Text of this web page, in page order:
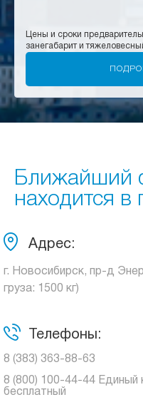
Цены и сроки
занегабарит и
Ближайший
находится в
Адрес:
г. Новосибирск, пр-д
груза: 1500 кг)
Телефоны:
8 (383) 363-88-63
8 (800) 100-44-44
бесплатный